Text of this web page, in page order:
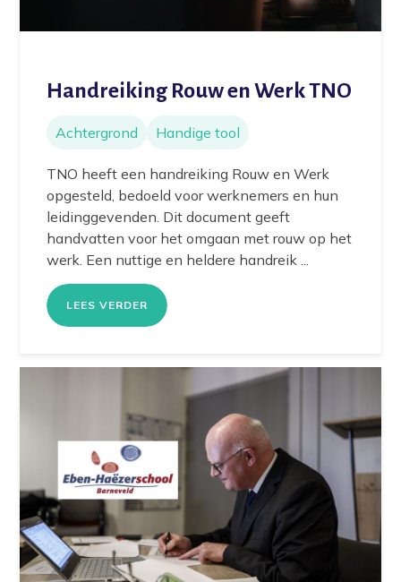
Handreiking Rouw en Werk TNO
Achtergrond Handige tool
TNO heeft een handreiking Rouw en Werk
opgesteld, bedoeld voor werknemers en hun
leidinggevenden. Dit document geeft
handvatten voor het omgaan met rouw op het
werk. Een nuttige en heldere handreik ...
LEES VERDER